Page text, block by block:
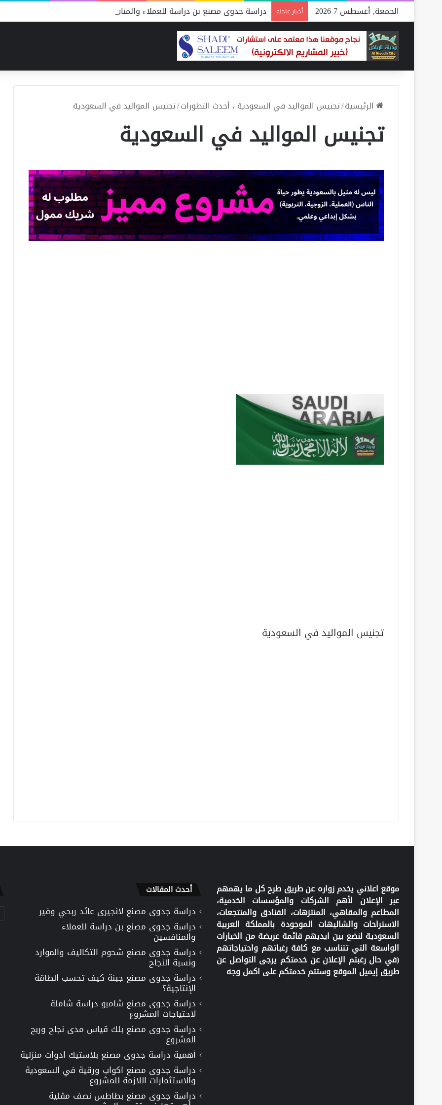
الجمعة, أغسطس 7 2026 أخبار عاجلة دراسة جدوى مصنع بن دراسة للعملاء والمنافسين
الرئيسية/تجنيس المواليد في السعودية ، أحدث التطورات/تجنيس المواليد في السعودية
تجنيس المواليد في السعودية
تجنيس المواليد في السعودية
موقع اعلاني يخدم زواره عن طريق طرح كل ما يهمهم
عبر الإعلان لأهم الشركات والمؤسسات الخدمية،
المطاعم والمقاهي، المنتزهات، الفنادق والمنتجعات،
الاستراحات والشاليهات الموجودة بالمملكة العربية
السعودية لنضع بين ايديهم قائمة عريضة من الخيارات
الواسعة التي تتناسب مع كافة رغباتهم واحتياجاتهم
(في حال رغبتم الإعلان عن خدمتكم يرجى التواصل عن
طريق إيميل الموقع وستتم خدمتكم على اكمل وجه
أحدث المقالات
دراسة جدوى مصنع لانجيرى عائد ربحي وفير
دراسة جدوى مصنع بن دراسة للعملاء
والمنافسين
دراسة جدوى مصنع شحوم التكاليف والموارد
ونسبة النجاح
دراسة جدوى مصنع جبنة كيف تحسب الطاقة
الإنتاجية؟
دراسة جدوى مصنع شامبو دراسة شاملة
لاحتياجات المشروع
دراسة جدوى مصنع بلك قياس مدى نجاح وربح
المشروع
أهمية دراسة جدوى مصنع بلاستيك ادوات منزلية
دراسة جدوى مصنع اكواب ورقية في السعودية
والاستثمارات اللازمة للمشروع
دراسة جدوى مصنع بطاطس نصف مقلية